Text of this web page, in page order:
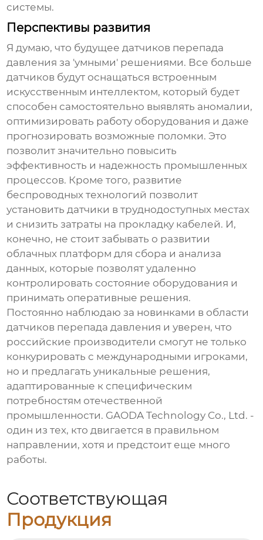
системы.
Перспективы развития
Я думаю, что будущее датчиков перепада
давления за 'умными' решениями. Все больше
датчиков будут оснащаться встроенным
искусственным интеллектом, который будет
способен самостоятельно выявлять аномалии,
оптимизировать работу оборудования и даже
прогнозировать возможные поломки. Это
позволит значительно повысить
эффективность и надежность промышленных
процессов. Кроме того, развитие
беспроводных технологий позволит
установить датчики в труднодоступных местах
и снизить затраты на прокладку кабелей. И,
конечно, не стоит забывать о развитии
облачных платформ для сбора и анализа
данных, которые позволят удаленно
контролировать состояние оборудования и
принимать оперативные решения.
Постоянно наблюдаю за новинками в области
датчиков перепада давления и уверен, что
российские производители смогут не только
конкурировать с международными игроками,
но и предлагать уникальные решения,
адаптированные к специфическим
потребностям отечественной
промышленности. GAODA Technology Co., Ltd. -
один из тех, кто двигается в правильном
направлении, хотя и предстоит еще много
работы.
Соответствующая
Продукция